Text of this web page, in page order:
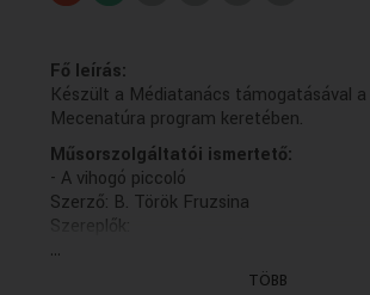
Fő leírás:
Készült a Médiatanács támogatásával
Mecenatúra program keretében.
Műsorszolgáltatói ismertető:
- A vihogó piccoló
Szerző: B. Török Fruzsina
Szereplők:
Emma: Vida Sára, Ábel: Ács Balázs,
Piroska, Karmesterpálca: Koltai Róbert,
...
TÖBB